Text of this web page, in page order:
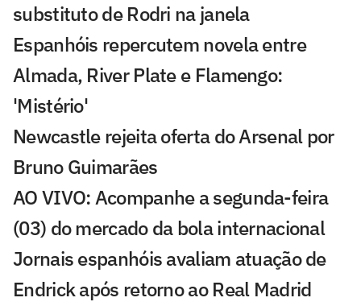
substituto de Rodri na janela
Espanhóis repercutem novela entre
Almada, River Plate e Flamengo:
'Mistério'
Newcastle rejeita oferta do Arsenal por
Bruno Guimarães
AO VIVO: Acompanhe a segunda-feira
(03) do mercado da bola internacional
Jornais espanhóis avaliam atuação de
Endrick após retorno ao Real Madrid